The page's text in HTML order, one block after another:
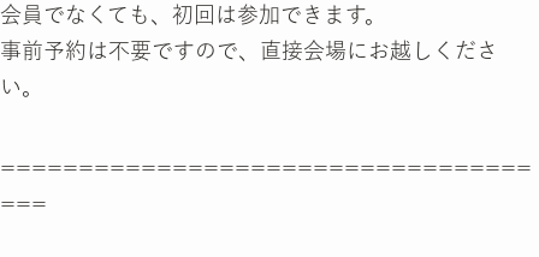
会員でなくても、初回は参加できます。
事前予約は不要ですので、直接会場にお越しくださ
い。
==================================
===